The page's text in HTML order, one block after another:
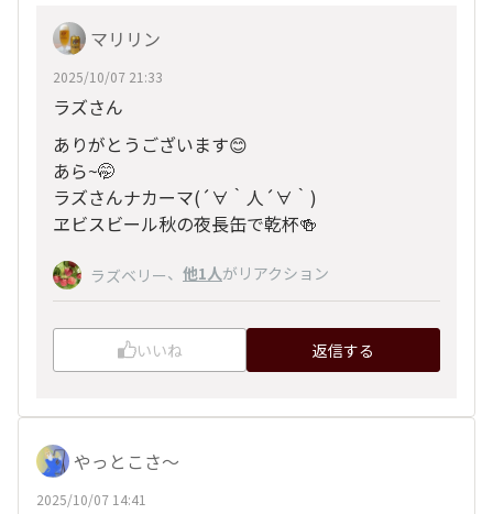
マリリン
2025/10/07 21:33
ラズさん
ありがとうございます😊
あら~🤭
ラズさんナカーマ( ´∀｀ 人 ´∀｀ )
ヱビスビール秋の夜長缶で乾杯🍻
ラズベリー、 他1人がリアクション
いいね 返信する
やっとこさ～
2025/10/07 14:41